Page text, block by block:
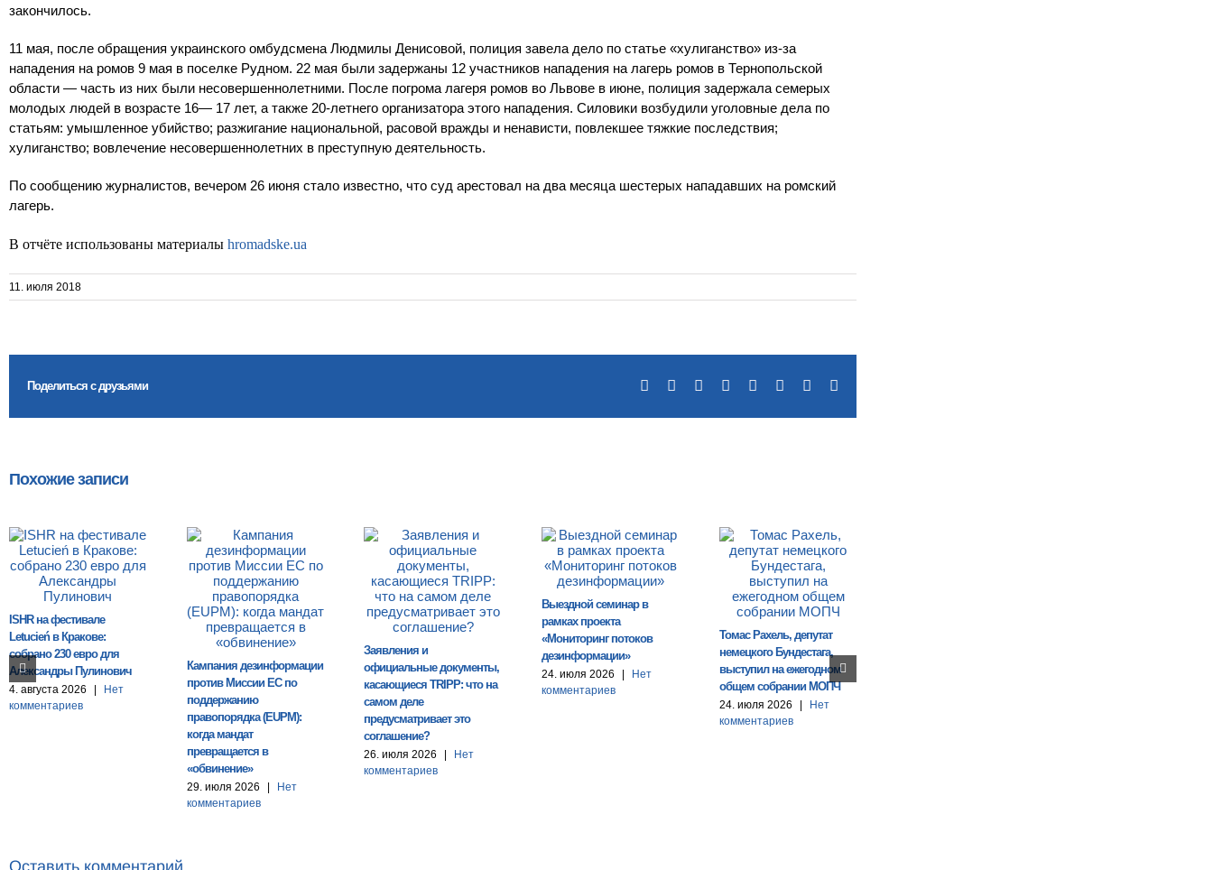
закончилось.
11 мая, после обращения украинского омбудсмена Людмилы Денисовой, полиция завела дело по статье «хулиганство» из-за
нападения на ромов 9 мая в поселке Рудном. 22 мая были задержаны 12 участников нападения на лагерь ромов в Тернопольской
области — часть из них были несовершеннолетними. После погрома лагеря ромов во Львове в июне, полиция задержала семерых
молодых людей в возрасте 16— 17 лет, а также 20-летнего организатора этого нападения. Силовики возбудили уголовные дела по
статьям: умышленное убийство; разжигание национальной, расовой вражды и ненависти, повлекшее тяжкие последствия;
хулиганство; вовлечение несовершеннолетних в преступную деятельность.
По сообщению журналистов, вечером 26 июня стало известно, что суд арестовал на два месяца шестерых нападавших на ромский
лагерь.
В отчёте использованы материалы hromadske.ua
11. июля 2018
Поделиться с друзьями Facebook RedditLinkedIn
TumblrPinterest
Похожие записи
ISHR на фестивале
Letucień в Кракове:
собрано 230 евро для
Александры Пулинович
4. августа 2026
Нет
комментариев
Кампания дезинформации
против Миссии ЕС по
поддержанию
правопорядка (EUPM):
когда мандат
превращается в
«обвинение»
29. июля 2026
Нет
комментариев
Заявления и
официальные документы,
касающиеся TRIPP: что на
самом деле
предусматривает это
соглашение?
26. июля 2026
Нет
комментариев
Выездной семинар в
рамках проекта
«Мониторинг потоков
дезинформации»
24. июля 2026
Нет
комментариев
Томас Рахель, депутат
немецкого Бундестага,
выступил на ежегодном
общем собрании МОПЧ
24. июля 2026
Нет
комментариев